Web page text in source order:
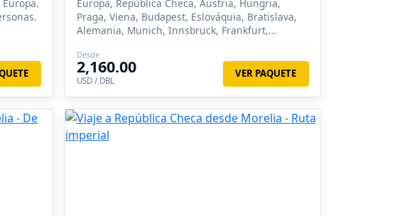
Europa, República Checa, Austria, Hungria,
Praga, Viena, Budapest, Eslováquia, Bratislava,
Alemania, Munich, Innsbruck, Frankfurt,
Desde
2,160.00
USD / DBL
VER PAQUETE